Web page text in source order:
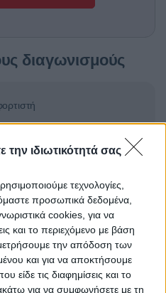
την ιδιωτικότητά σας
τεχνολογίες,
προσωπικά δεδομένα,
cookies, για να
και το περιεχόμενο με βάση
την απόδοση των
και για να αποκτήσουμε
είδε τις διαφημίσεις και το
για να συμφωνήσετε με τη
διαγωνισμούς
και
Εξοπλισμού των
του ΕΜΠ»